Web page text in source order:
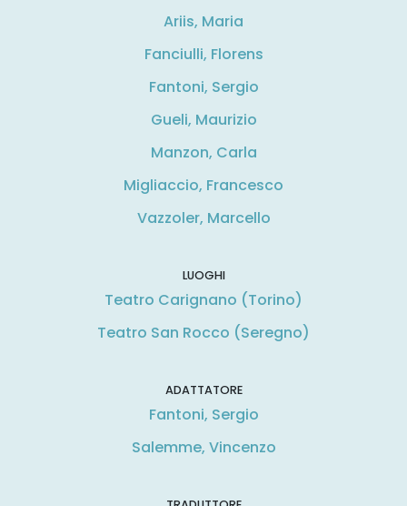
Ariis, Maria
Fanciulli, Florens
Fantoni, Sergio
Gueli, Maurizio
Manzon, Carla
Migliaccio, Francesco
Vazzoler, Marcello
LUOGHI
Teatro Carignano (Torino)
Teatro San Rocco (Seregno)
ADATTATORE
Fantoni, Sergio
Salemme, Vincenzo